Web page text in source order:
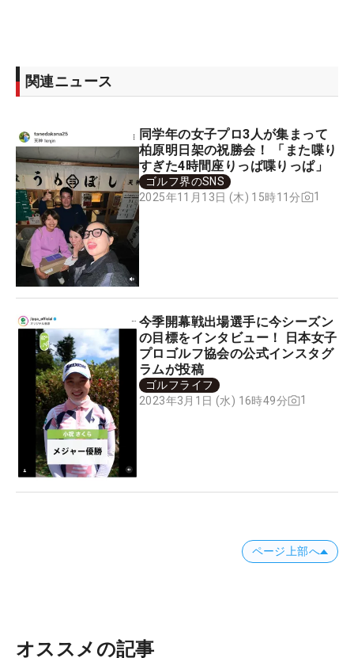
関連ニュース
同学年の女子プロ3人が集まって
柏原明日架の祝勝会！ 「また喋り
すぎた4時間座りっぱ喋りっぱ」
ゴルフ界のSNS
2025年11月13日 (木) 15時11分
1
今季開幕戦出場選手に今シーズン
の目標をインタビュー！ 日本女子
プロゴルフ協会の公式インスタグ
ラムが投稿
ゴルフライフ
2023年3月1日 (水) 16時49分
1
ページ上部へ
オススメの記事